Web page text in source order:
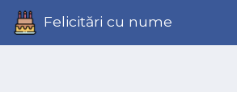
Felicitări cu nume